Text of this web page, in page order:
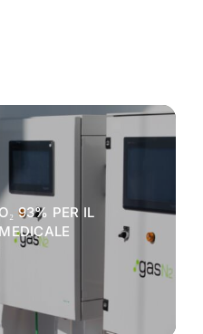
93% PER IL